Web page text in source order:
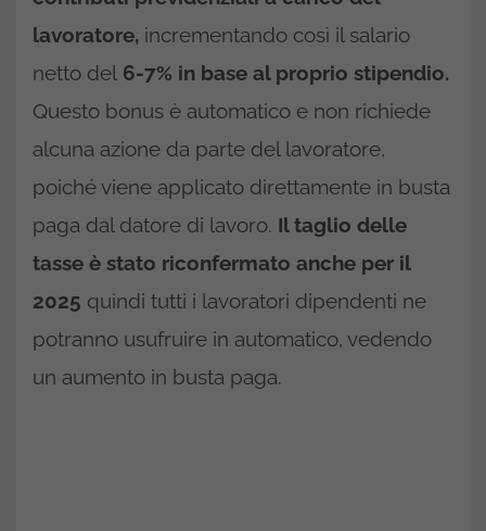
lavoratore, incrementando così il salario
netto del 6-7% in base al proprio stipendio.
Questo bonus è automatico e non richiede
alcuna azione da parte del lavoratore,
poiché viene applicato direttamente in busta
paga dal datore di lavoro. Il taglio delle
tasse è stato riconfermato anche per il
2025 quindi tutti i lavoratori dipendenti ne
potranno usufruire in automatico, vedendo
un aumento in busta paga.